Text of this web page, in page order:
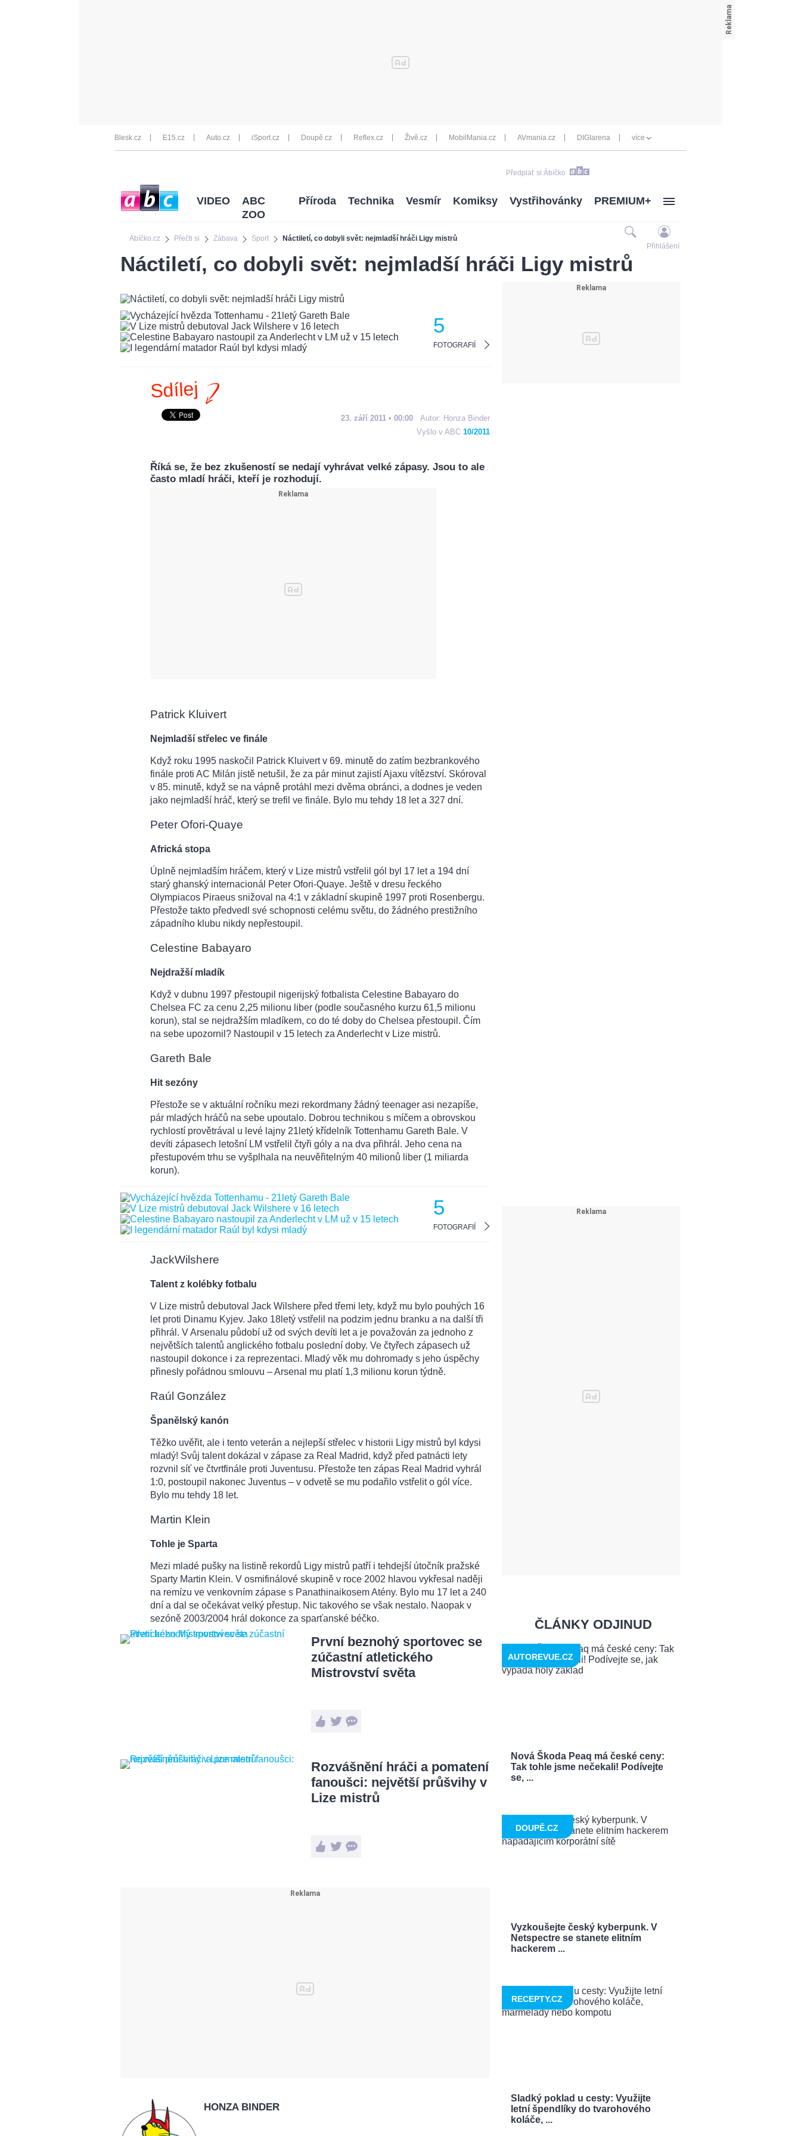
Blesk.cz E15.cz Auto.cz iSport.cz Doupě.cz Reflex.cz Živě.cz MobilMania.cz AVmania.cz DIGIarena více
Předplať si Ábíčko
Ábíčko.cz Přečti si Zábava Sport Náctiletí, co dobyli svět: nejmladší hráči Ligy mistrů
VIDEO
ABC
ZOO
Příroda Technika Vesmír Komiksy Vystřihovánky PREMIUM+
Přihlášení
Náctiletí, co dobyli svět: nejmladší hráči Ligy mistrů
5
FOTOGRAFIÍ
Sdílej
23. září 2011 • 00:00 Autor: Honza Binder
Vyšlo v ABC 10/2011
Říká se, že bez zkušeností se nedají vyhrávat velké zápasy. Jsou to ale
často mladí hráči, kteří je rozhodují.
Patrick Kluivert
Nejmladší střelec ve finále
Když roku 1995 naskočil Patrick Kluivert v 69. minutě do zatím bezbrankového
finále proti AC Milán jistě netušil, že za pár minut zajistí Ajaxu vítězství. Skóroval
v 85. minutě, když se na vápně protáhl mezi dvěma obránci, a dodnes je veden
jako nejmladší hráč, který se trefil ve finále. Bylo mu tehdy 18 let a 327 dní.
Peter Ofori-Quaye
Africká stopa
Úplně nejmladším hráčem, který v Lize mistrů vstřelil gól byl 17 let a 194 dní
starý ghanský internacionál Peter Ofori-Quaye. Ještě v dresu řeckého
Olympiacos Piraeus snižoval na 4:1 v základní skupině 1997 proti Rosenbergu.
Přestože takto předvedl své schopnosti celému světu, do žádného prestižního
západního klubu nikdy nepřestoupil.
Celestine Babayaro
Nejdražší mladík
Když v dubnu 1997 přestoupil nigerijský fotbalista Celestine Babayaro do
Chelsea FC za cenu 2,25 milionu liber (podle současného kurzu 61,5 milionu
korun), stal se nejdražším mladíkem, co do té doby do Chelsea přestoupil. Čím
na sebe upozornil? Nastoupil v 15 letech za Anderlecht v Lize mistrů.
Gareth Bale
Hit sezóny
Přestože se v aktuální ročníku mezi rekordmany žádný teenager asi nezapíše,
pár mladých hráčů na sebe upoutalo. Dobrou technikou s míčem a obrovskou
rychlostí provětrával u levé lajny 21letý křídelník Tottenhamu Gareth Bale. V
devíti zápasech letošní LM vstřelil čtyři góly a na dva přihrál. Jeho cena na
přestupovém trhu se vyšplhala na neuvěřitelným 40 milionů liber (1 miliarda
korun).
5
FOTOGRAFIÍ
JackWilshere
Talent z kolébky fotbalu
V Lize mistrů debutoval Jack Wilshere před třemi lety, když mu bylo pouhých 16
let proti Dinamu Kyjev. Jako 18letý vstřelil na podzim jednu branku a na další tři
přihrál. V Arsenalu půdobí už od svých devíti let a je považován za jednoho z
největších talentů anglického fotbalu poslední doby. Ve čtyřech zápasech už
nastoupil dokonce i za reprezentaci. Mladý věk mu dohromady s jeho úspěchy
přinesly pořádnou smlouvu – Arsenal mu platí 1,3 milionu korun týdně.
Raúl González
Španělský kanón
Těžko uvěřit, ale i tento veterán a nejlepší střelec v historii Ligy mistrů byl kdysi
mladý! Svůj talent dokázal v zápase za Real Madrid, když před patnácti lety
rozvnil síť ve čtvrtfinále proti Juventusu. Přestože ten zápas Real Madrid vyhrál
1:0, postoupil nakonec Juventus – v odvetě se mu podařilo vstřelit o gól více.
Bylo mu tehdy 18 let.
Martin Klein
Tohle je Sparta
Mezi mladé pušky na listině rekordů Ligy mistrů patří i tehdejší útočník pražské
Sparty Martin Klein. V osmifinálové skupině v roce 2002 hlavou vykřesal naději
na remízu ve venkovním zápase s Panathinaikosem Atény. Bylo mu 17 let a 240
dní a dal se očekávat velký přestup. Nic takového se však nestalo. Naopak v
sezóně 2003/2004 hrál dokonce za sparťanské béčko.
První beznohý sportovec se
zúčastní atletického
Mistrovství světa
Rozvášnění hráči a pomatení
fanoušci: největší průšvihy v
Lize mistrů
HONZA BINDER
ČLÁNKY ODJINUD
Nová Škoda Peaq má české ceny:
Tak tohle jsme nečekali! Podívejte
se, ...
AUTOREVUE.CZ
Vyzkoušejte český kyberpunk. V
Netspectre se stanete elitním
hackerem ...
DOUPĚ.CZ
Sladký poklad u cesty: Využijte
letní špendlíky do tvarohového
koláče, ...
RECEPTY.CZ